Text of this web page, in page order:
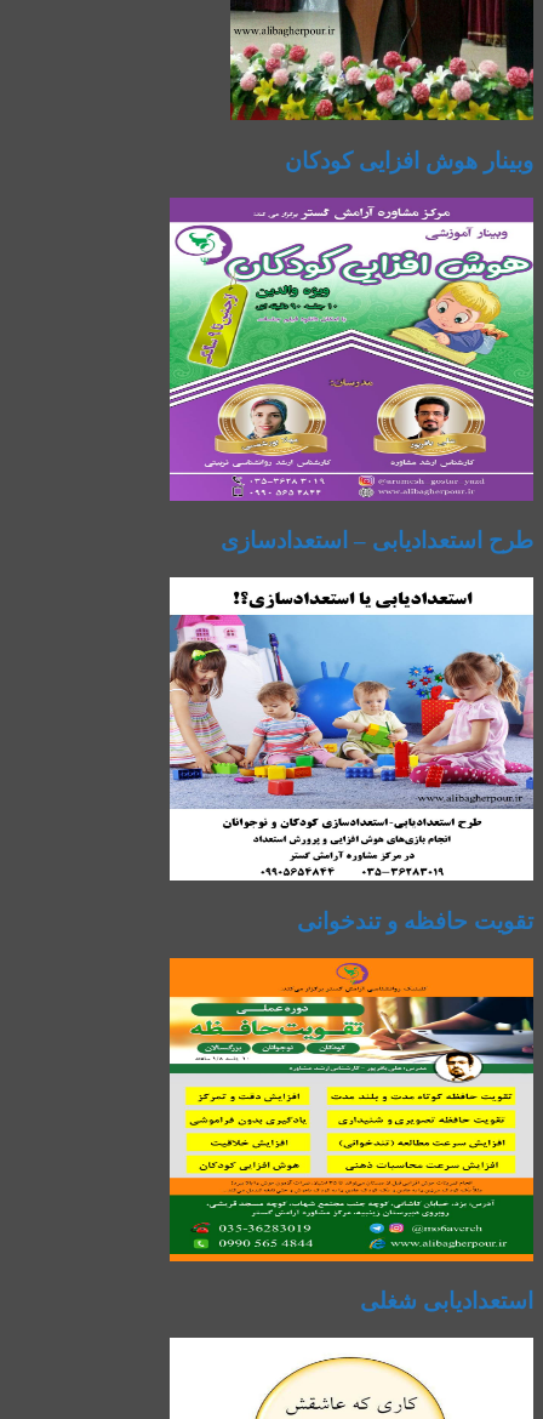
وبینار هوش افزایی کودکان
طرح استعدادیابی – استعدادسازی
تقویت حافظه و تندخوانی
استعدادیابی شغلی